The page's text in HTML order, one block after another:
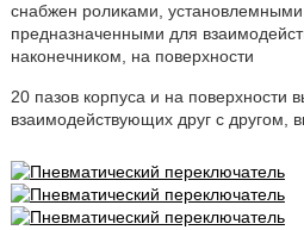
снабжен роликами, установлемными
предназначенными для
наконечником, на поверхности
20 пазов корпуса и на поверхности
взаимодействующих друг с другом,